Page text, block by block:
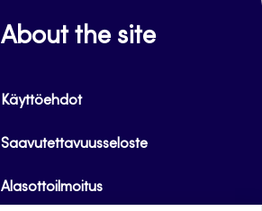
About the site
Käyttöehdot
Saavutettavuusseloste
Alasottoilmoitus